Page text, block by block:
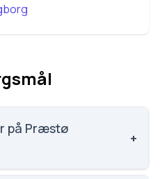
på Præstø
+